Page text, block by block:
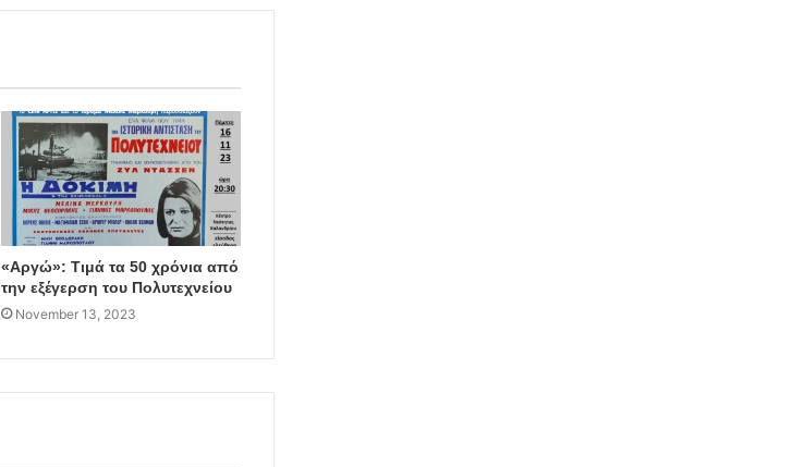
«Αργώ»: Τιμά τα 50 χρόνια από
την εξέγερση του Πολυτεχνείου
November 13, 2023